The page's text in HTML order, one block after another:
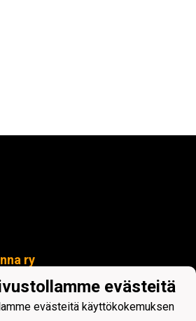
ry
Hämeenlinna
evästeitä
evästeitä käyttökokemuksen